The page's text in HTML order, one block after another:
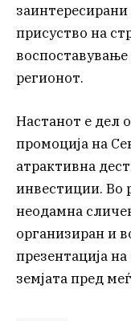
присуство на
регионот.
Настанот е дел
промоција на
атрактивна
инвестиции. Во
неодамна
организиран и
презентација
земјата пред